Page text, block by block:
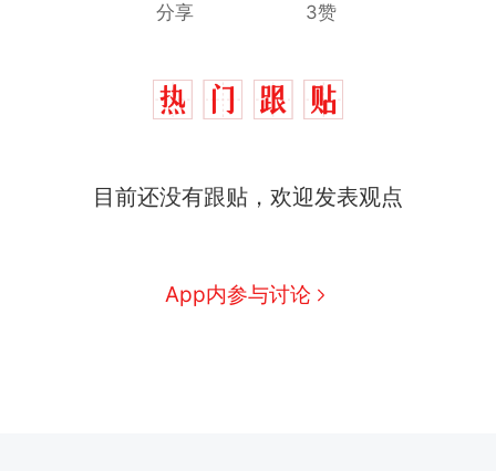
分享 3赞
目前还没有跟贴，欢迎发表观点
App内参与讨论